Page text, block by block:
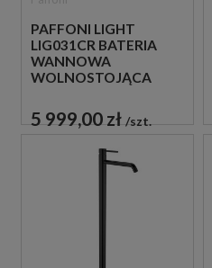
PAFFONI LIGHT
LIG031CR BATERIA
WANNOWA
WOLNOSTOJĄCA
5 999,00 zł szt.